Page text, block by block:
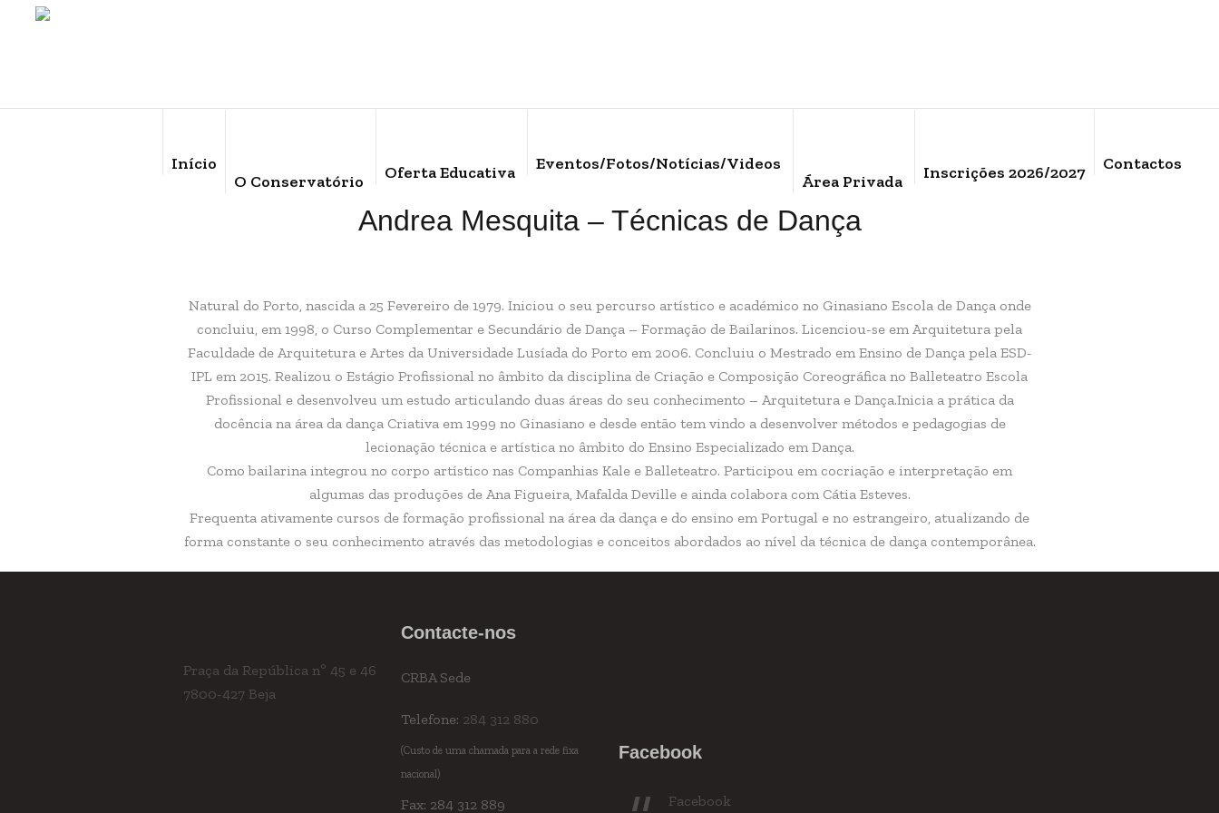
Início
O Conservatório
Oferta Educativa
Eventos/Fotos/Notícias/Videos
Área Privada
Inscrições 2026/2027 Contactos
Andrea Mesquita – Técnicas de Dança
Natural do Porto, nascida a 25 Fevereiro de 1979. Iniciou o seu percurso artístico e académico no Ginasiano Escola de Dança onde
concluiu, em 1998, o Curso Complementar e Secundário de Dança – Formação de Bailarinos. Licenciou-se em Arquitetura pela
Faculdade de Arquitetura e Artes da Universidade Lusíada do Porto em 2006. Concluiu o Mestrado em Ensino de Dança pela ESD-
IPL em 2015. Realizou o Estágio Profissional no âmbito da disciplina de Criação e Composição Coreográfica no Balleteatro Escola
Profissional e desenvolveu um estudo articulando duas áreas do seu conhecimento – Arquitetura e Dança.Inicia a prática da
docência na área da dança Criativa em 1999 no Ginasiano e desde então tem vindo a desenvolver métodos e pedagogias de
lecionação técnica e artística no âmbito do Ensino Especializado em Dança.
Como bailarina integrou no corpo artístico nas Companhias Kale e Balleteatro. Participou em cocriação e interpretação em
algumas das produções de Ana Figueira, Mafalda Deville e ainda colabora com Cátia Esteves.
Frequenta ativamente cursos de formação profissional na área da dança e do ensino em Portugal e no estrangeiro, atualizando de
forma constante o seu conhecimento através das metodologias e conceitos abordados ao nível da técnica de dança contemporânea.
Praça da República nº 45 e 46
7800-427 Beja
Contacte-nos
CRBA Sede
Telefone: 284 312 880
(Custo de uma chamada para a rede fixa
nacional)
Fax: 284 312 889
Facebook
Facebook